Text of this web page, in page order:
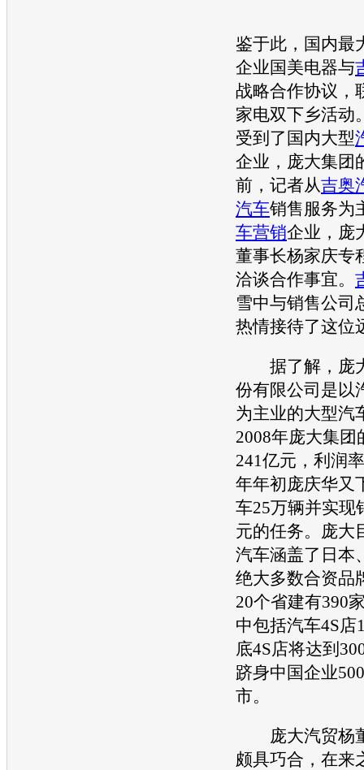
鉴于此，国内最
企业国美电器与
战略合作协议，
家电双下乡活动
受到了国内大型
企业，庞大集团
前，记者从吉奥
汽车销售服务为
车营销企业，庞
董事长杨家庆专
洽谈合作事宜。
雪中与销售公司
热情接待了这位
据了解，庞
份有限公司是以
为主业的大型汽
2008年庞大集团
241亿元，利润
年年初庞庆华又
车25万辆并实现
元的任务。庞大
汽车涵盖了日本
绝大多数合资品
20个省建有390
中包括汽车4S店
底4S店将达到
跻身中国企业
市。
庞大汽贸杨
颇具巧合，在来